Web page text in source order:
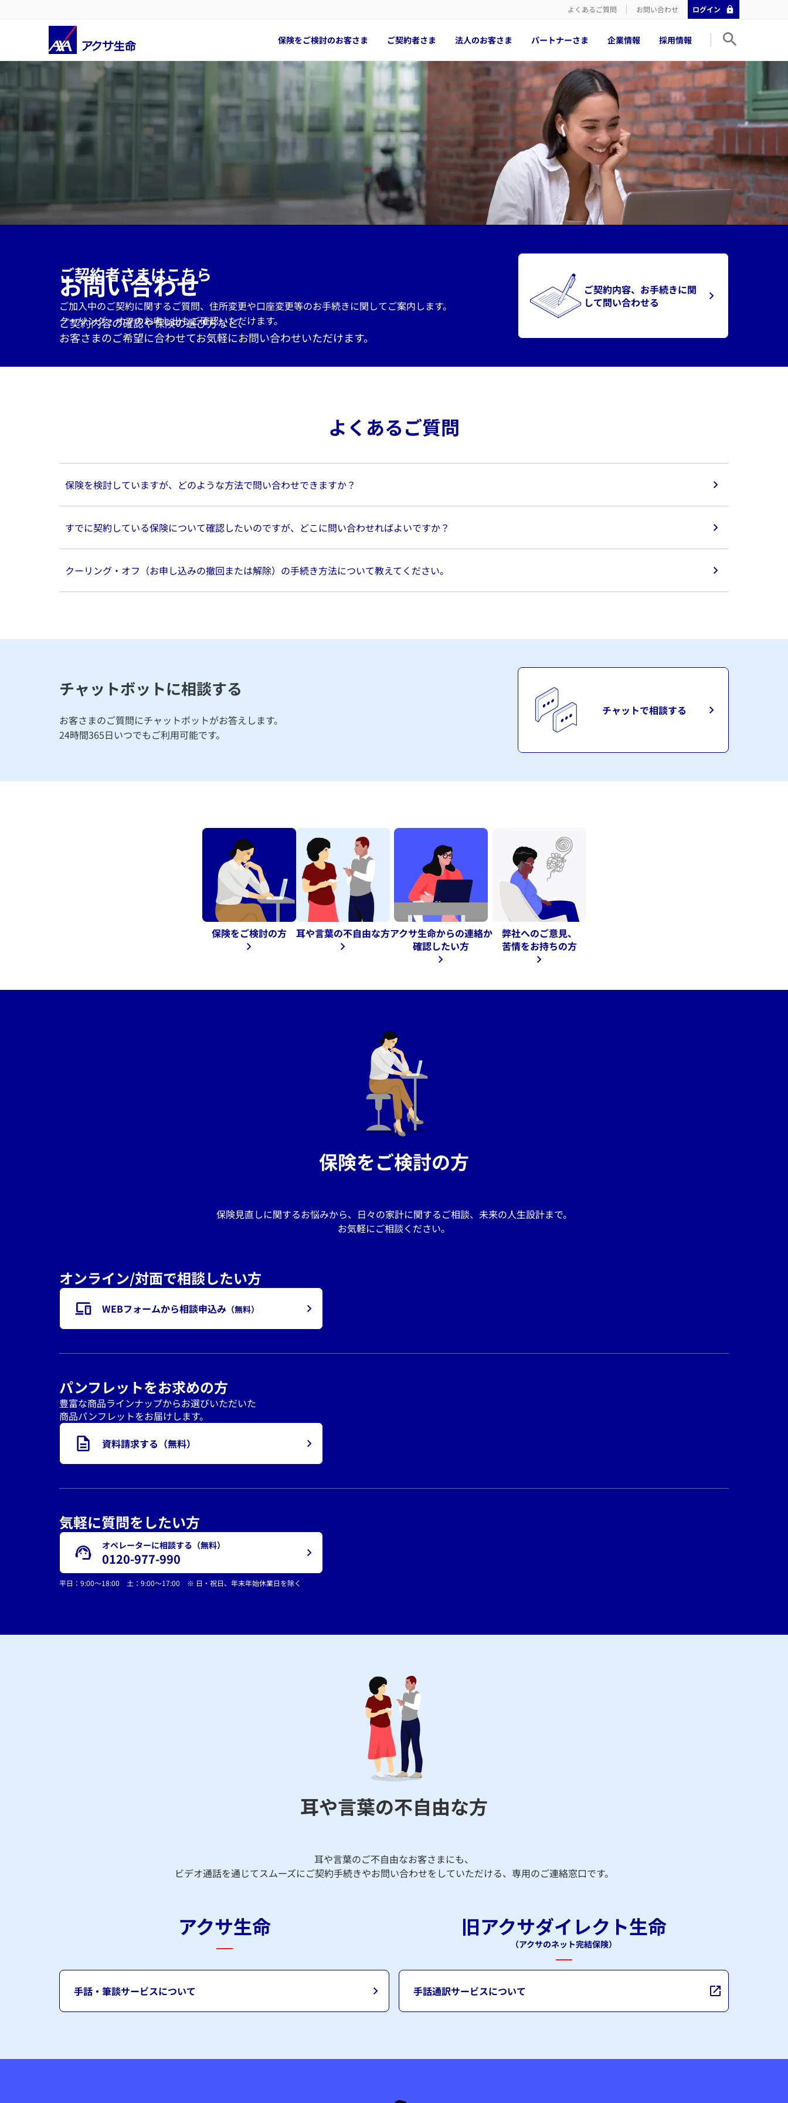
よくあるご質問 お問い合わせ ログイン
保険をご検討のお客さま ご契約者さま 法人のお客さま パートナーさま 企業情報 採用情報
お問い合わせ
ご契約内容の確認や保険の選び方など、
お客さまのご希望に合わせてお気軽にお問い合わせいただけます。
ご契約者さまはこちら
ご加入中のご契約に関するご質問、住所変更や口座変更等のお手続きに関してご案内します。
クーリング・オフのお申し出もご確認いただけます。​
ご契約内容、お手続きに関
して問い合わせる
よくあるご質問
保険を検討していますが、どのような方法で問い合わせできますか？
すでに契約している保険について確認したいのですが、どこに問い合わせればよいですか？
クーリング・オフ（お申し込みの撤回または解除）の手続き方法について教えてください。
チャットボットに相談する
お客さまのご質問にチャットボットがお答えします。
24時間365日いつでもご利用可能です。
チャットで相談する
保険をご検討の方 耳や言葉の不自由な方アクサ生命からの連絡か
確認したい方
弊社へのご意見、
苦情をお持ちの方
保険をご検討の方
保険見直しに関するお悩みから、日々の家計に関するご相談、未来の人生設計まで。
お気軽にご相談ください。
オンライン/対面で相談したい方
WEBフォームから相談申込み （無料）
パンフレットをお求めの方
豊富な商品ラインナップからお選びいただいた
商品パンフレットをお届けします。
資料請求する（無料）
気軽に質問をしたい方
オペレーターに相談する（無料）
0120-977-990
平日：9:00〜18:00 土：9:00〜17:00 ※ 日・祝日、年末年始休業日を除く
耳や言葉の不自由な方
​耳や言葉のご不自由なお客さまにも、
ビデオ通話を通じてスムーズにご契約手続きやお問い合わせをしていただける、専用のご連絡窓口です。
アクサ生命
手話・筆談サービスについて
旧アクサダイレクト生命
（アクサのネット完結保険）
手話通訳サービスについて